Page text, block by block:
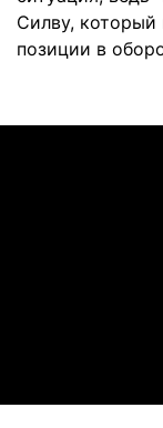
Силву,
позиции в